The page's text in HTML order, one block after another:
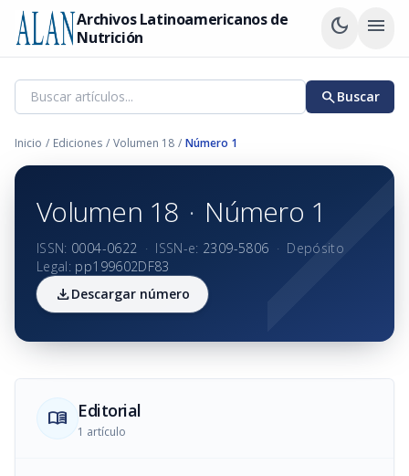
Archivos Latinoamericanos de
Nutrición
dark_mode menu
searchBuscar
Inicio / Ediciones / Volumen 18 / Número 1
Volumen 18 · Número 1
ISSN: 0004-0622 · ISSN-e: 2309-5806 · Depósito
Legal: pp199602DF83
downloadDescargar número
menu_book Editorial
1 artículo